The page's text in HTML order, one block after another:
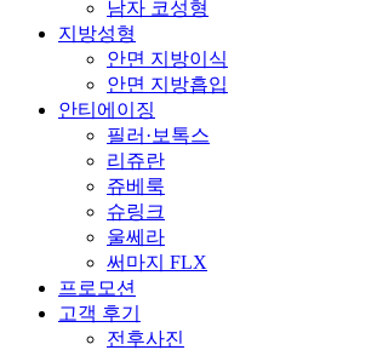
남자 코성형
지방성형
안면 지방이식
안면 지방흡입
안티에이징
필러·보톡스
리쥬란
쥬베룩
슈링크
울쎄라
써마지 FLX
프로모션
고객 후기
전후사진